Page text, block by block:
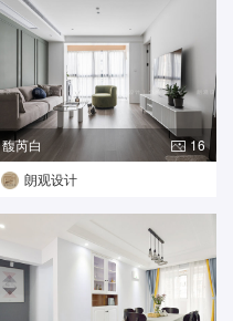
馥芮白
16
朗观设计